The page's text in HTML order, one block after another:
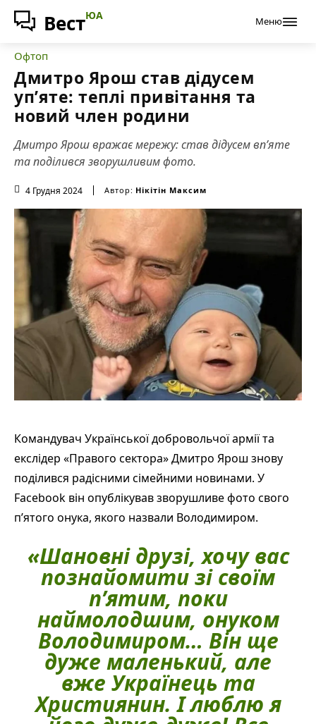
ВестЮА Меню
Офтоп
Дмитро Ярош став дідусем
уп’яте: теплі привітання та
новий член родини
Дмитро Ярош вражає мережу: став дідусем вп’яте
та поділився зворушливим фото.
4 Грудня 2024 Автор: Нікітін Максим
Командувач Української добровольчої армії та
екслідер «Правого сектора» Дмитро Ярош знову
поділився радісними сімейними новинами. У
Facebook він опублікував зворушливе фото свого
п’ятого онука, якого назвали Володимиром.
«Шановні друзі, хочу вас
познайомити зі своїм
п’ятим, поки
наймолодшим, онуком
Володимиром… Він ще
дуже маленький, але
вже Українець та
Християнин. І люблю я